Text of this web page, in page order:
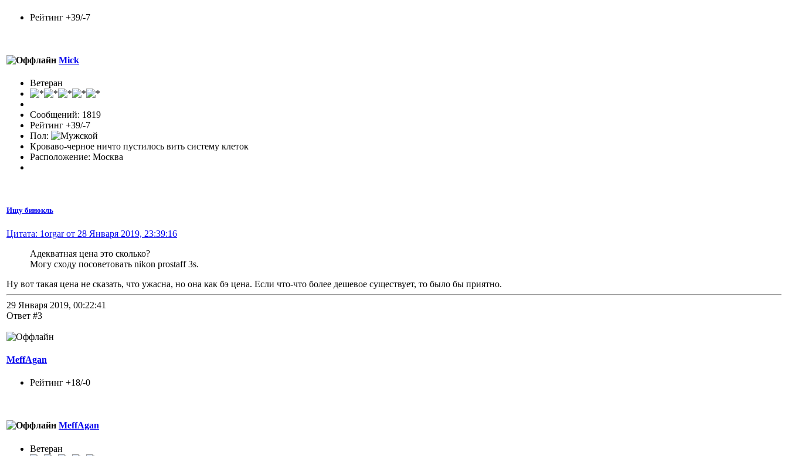
Рейтинг +39/-7
Mick
Ветеран
Сообщений: 1819
Рейтинг +39/-7
Пол:
Кроваво-черное ничто пустилось вить систему клеток
Расположение: Москва
Ищу бинокль
Цитата: 1orgar от 28 Января 2019, 23:39:16
Адекватная цена это сколько?
Могу сходу посоветовать nikon prostaff 3s.
Ну вот такая цена не сказать, что ужасна, но она как бэ цена. Если что-что более дешевое существует, то было бы приятно.
29 Января 2019, 00:22:41
Ответ #3
MeffAgan
Рейтинг +18/-0
MeffAgan
Ветеран